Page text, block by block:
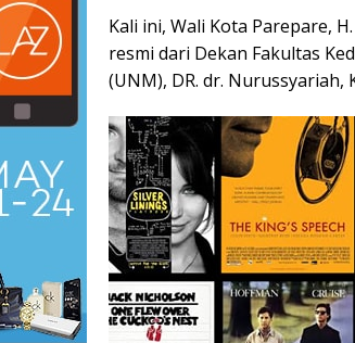
Kali ini, Wali Kota Parepare,
resmi dari Dekan Fakultas
(UNM), DR. dr. Nurussyariah,